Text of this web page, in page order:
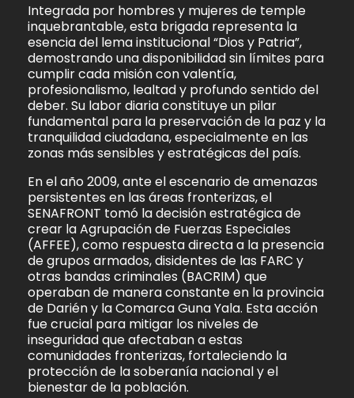
Integrada por hombres y mujeres de temple
inquebrantable, esta brigada representa la
esencia del lema institucional “Dios y Patria”,
demostrando una disponibilidad sin límites para
cumplir cada misión con valentía,
profesionalismo, lealtad y profundo sentido del
deber. Su labor diaria constituye un pilar
fundamental para la preservación de la paz y la
tranquilidad ciudadana, especialmente en las
zonas más sensibles y estratégicas del país.
En el año 2009, ante el escenario de amenazas
persistentes en las áreas fronterizas, el
SENAFRONT tomó la decisión estratégica de
crear la Agrupación de Fuerzas Especiales
(AFFEE), como respuesta directa a la presencia
de grupos armados, disidentes de las FARC y
otras bandas criminales (BACRIM) que
operaban de manera constante en la provincia
de Darién y la Comarca Guna Yala. Esta acción
fue crucial para mitigar los niveles de
inseguridad que afectaban a estas
comunidades fronterizas, fortaleciendo la
protección de la soberanía nacional y el
bienestar de la población.